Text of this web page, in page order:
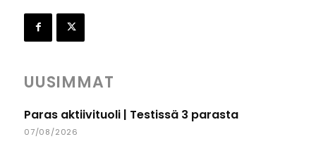
UUSIMMAT
Paras aktiivituoli | Testissä 3 parasta
07/08/2026